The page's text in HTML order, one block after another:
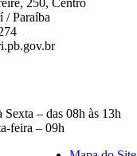
250, Centro
/ Paraíba
– das 08h às 13h
feira – 09h